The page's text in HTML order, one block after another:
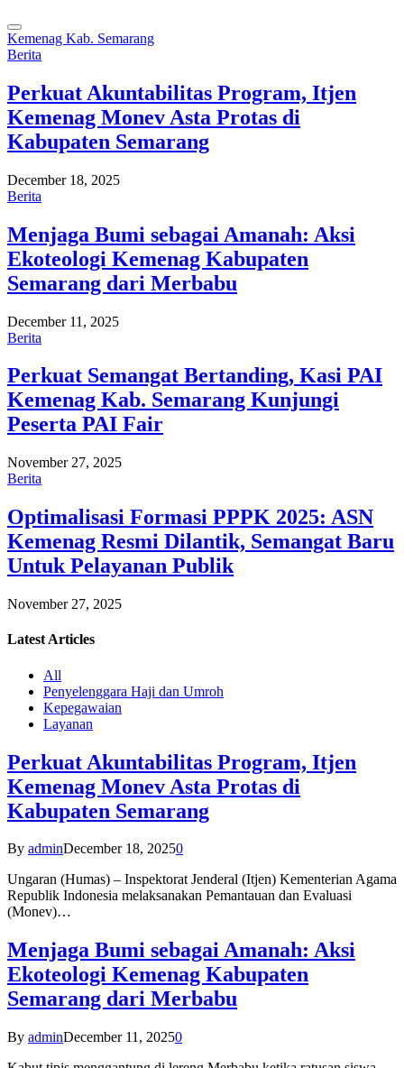
Kemenag Kab. Semarang
Berita
Perkuat Akuntabilitas Program, Itjen
Kemenag Monev Asta Protas di
Kabupaten Semarang
December 18, 2025
Berita
Menjaga Bumi sebagai Amanah: Aksi
Ekoteologi Kemenag Kabupaten
Semarang dari Merbabu
December 11, 2025
Berita
Perkuat Semangat Bertanding, Kasi PAI
Kemenag Kab. Semarang Kunjungi
Peserta PAI Fair
November 27, 2025
Berita
Optimalisasi Formasi PPPK 2025: ASN
Kemenag Resmi Dilantik, Semangat Baru
Untuk Pelayanan Publik
November 27, 2025
Latest Articles
All
Penyelenggara Haji dan Umroh
Kepegawaian
Layanan
Perkuat Akuntabilitas Program, Itjen
Kemenag Monev Asta Protas di
Kabupaten Semarang
By adminDecember 18, 20250
Ungaran (Humas) – Inspektorat Jenderal (Itjen) Kementerian Agama
Republik Indonesia melaksanakan Pemantauan dan Evaluasi
(Monev)…
Menjaga Bumi sebagai Amanah: Aksi
Ekoteologi Kemenag Kabupaten
Semarang dari Merbabu
By adminDecember 11, 20250